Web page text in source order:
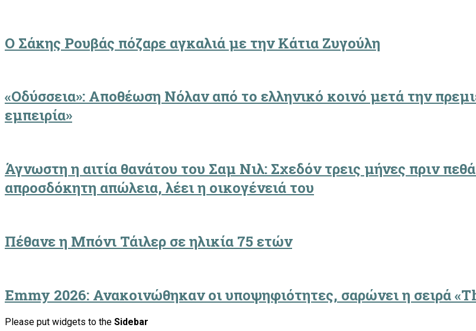
Ο Σάκης Ρουβάς πόζαρε αγκαλιά με την Κάτια Ζυγούλη
«Οδύσσεια»: Αποθέωση Νόλαν από το ελληνικό κοινό μετά την
εμπειρία»
Άγνωστη η αιτία θανάτου του Σαμ Νιλ: Σχεδόν τρεις μήνες πριν
απροσδόκητη απώλεια, λέει η οικογένειά του
Πέθανε η Μπόνι Τάιλερ σε ηλικία 75 ετών
Emmy 2026: Ανακοινώθηκαν οι υποψηφιότητες, σαρώνει η σειρά
Please put widgets to the Sidebar